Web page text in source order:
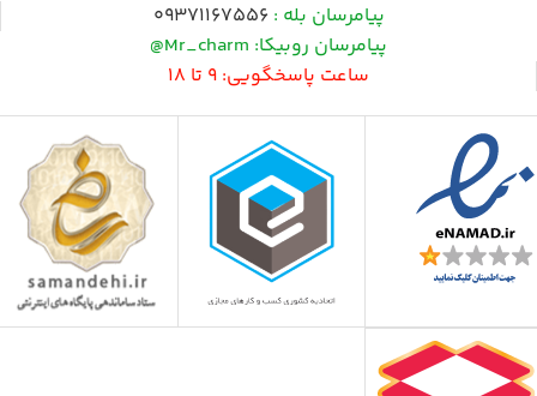
پیامرسان بله : 09371167556
پیامرسان روبیکا: Mr_charm@
ساعت پاسخگویی: 9 تا 18